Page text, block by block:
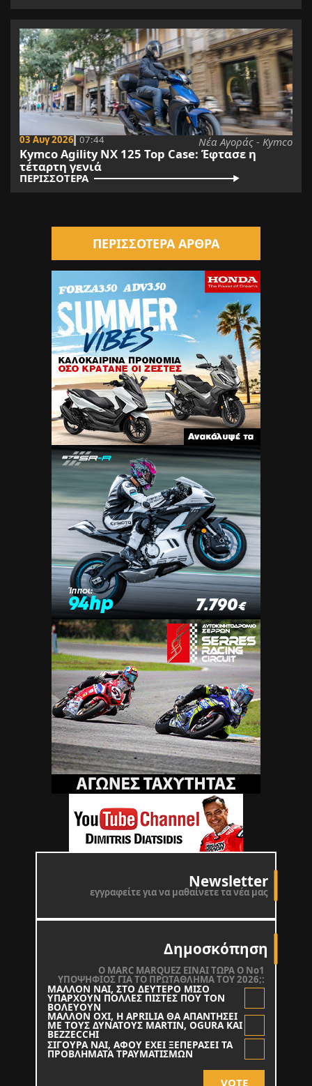
Newsletter
εγγραφείτε για να μαθαίνετε τα νέα μας
Δημοσκόπηση
O MARC MARQUEZ ΕΙΝΑΙ ΤΩΡΑ Ο Νο1
ΥΠΟΨΗΦΙΟΣ ΓΙΑ ΤΟ ΠΡΩΤΑΘΛΗΜΑ ΤΟΥ 2026;:
ΜΑΛΛΟΝ ΝΑΙ, ΣΤΟ ΔΕΥΤΕΡΟ ΜΙΣΟ
ΥΠΑΡΧΟΥΝ ΠΟΛΛΕΣ ΠΙΣΤΕΣ ΠΟΥ ΤΟΝ
ΒΟΛΕΥΟΥΝ
ΜΑΛΛΟΝ ΟΧΙ, Η APRILIA ΘΑ ΑΠΑΝΤΗΣΕΙ
ΜΕ ΤΟΥΣ ΔΥΝΑΤΟΥΣ MARTIN, OGURA KAI
BEZZECCHI
ΣΙΓΟΥΡΑ ΝΑΙ, ΑΦΟΥ ΕΧΕΙ ΞΕΠΕΡΑΣΕΙ ΤΑ
ΠΡΟΒΛΗΜΑΤΑ ΤΡΑΥΜΑΤΙΣΜΩΝ
VOTE
03 Αυγ 2026 07:44 Νέα Αγοράς - Kymco
Kymco Agility NX 125 Τοp Case: Έφτασε η
τέταρτη γενιά
ΠΕΡΙΣΣΟΤΕΡΑ
ΠΕΡΙΣΣΟΤΕΡΑ ΑΡΘΡΑ